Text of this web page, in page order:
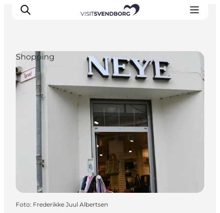
Veranstaltungen
Essen und Trinken
Shopping in Svendborg
Übernachtung
Den Urlaub planen
Shopping
Foto: Frederikke Juul Albertsen